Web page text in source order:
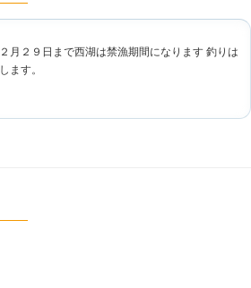
月２９日まで西湖は禁漁期間になります 釣りは
ます。